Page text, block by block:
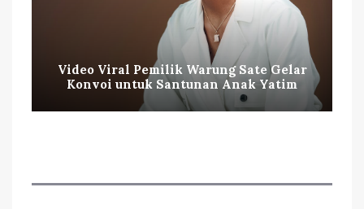
Video Viral Pemilik Warung Sate Gelar
Konvoi untuk Santunan Anak Yatim